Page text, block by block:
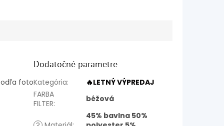
foto
Dodatočné parametre
Kategória:
🔥LETNÝ VÝPREDAJ
FARBA
FILTER: béžová
45% bavlna 50%